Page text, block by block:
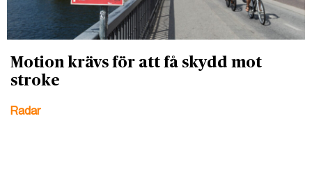
Motion krävs för att få skydd mot
stroke
Radar